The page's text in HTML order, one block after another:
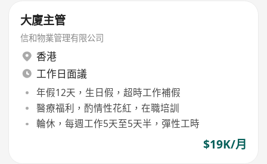
大廈主管
信和物業管理有限公司
香港
工作日面議
年假12天，生日假，超時工作補假
醫療福利，酌情性花紅，在職培訓
輪休，每週工作5天至5天半，彈性工時
$19K/月